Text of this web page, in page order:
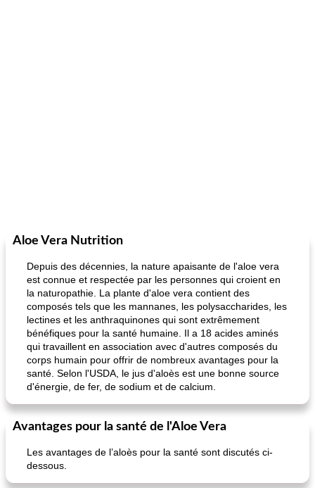
Aloe Vera Nutrition
Depuis des décennies, la nature apaisante de l'aloe vera
est connue et respectée par les personnes qui croient en
la naturopathie. La plante d'aloe vera contient des
composés tels que les mannanes, les polysaccharides, les
lectines et les anthraquinones qui sont extrêmement
bénéfiques pour la santé humaine. Il a 18 acides aminés
qui travaillent en association avec d'autres composés du
corps humain pour offrir de nombreux avantages pour la
santé. Selon l'USDA, le jus d'aloès est une bonne source
d'énergie, de fer, de sodium et de calcium.
Avantages pour la santé de l'Aloe Vera
Les avantages de l’aloès pour la santé sont discutés ci-
dessous.